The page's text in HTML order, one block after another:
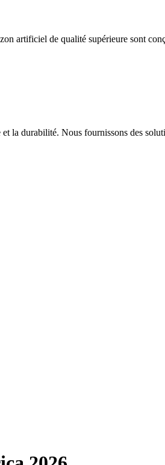
artificiel de qualité supérieure sont
durabilité. Nous fournissons des